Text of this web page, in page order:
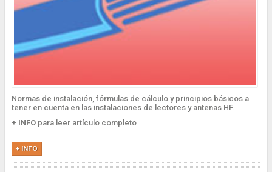
Normas de instalación, fórmulas de cálculo y principios básicos a
tener en cuenta en las instalaciones de lectores y antenas HF.
+ INFOpara leer artículo completo
+ INFO